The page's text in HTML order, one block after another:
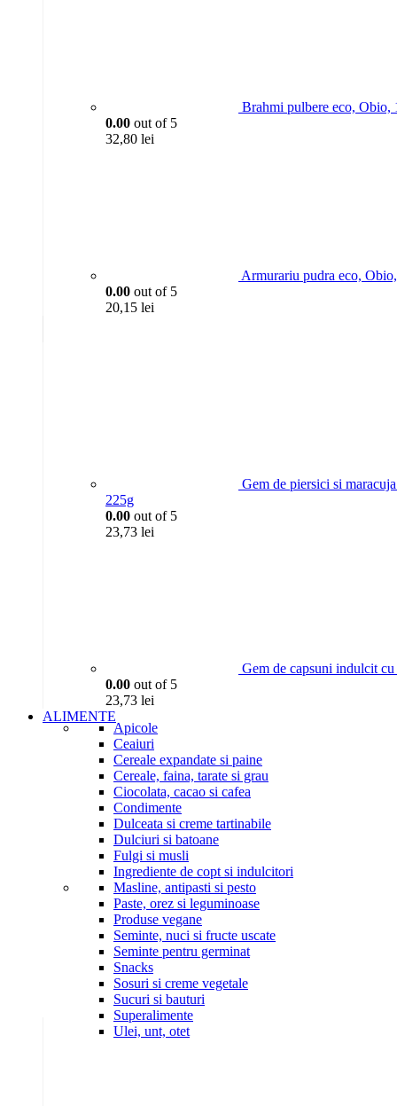
Brahmi pulbere eco, Obio,
0.00 out of 5
32,80 lei
Armurariu pudra eco,
0.00 out of 5
20,15 lei
Gem de piersici si
225g
0.00 out of 5
23,73 lei
Gem de capsuni indulcit
0.00 out of 5
23,73 lei
ALIMENTE
Apicole
Ceaiuri
Cereale expandate si paine
Cereale, faina, tarate si grau
Ciocolata, cacao si cafea
Condimente
Dulceata si creme tartinabile
Dulciuri si batoane
Fulgi si musli
Ingrediente de copt si indulcitori
Masline, antipasti si pesto
Paste, orez si leguminoase
Produse vegane
Seminte, nuci si fructe uscate
Seminte pentru germinat
Snacks
Sosuri si creme vegetale
Sucuri si bauturi
Superalimente
Ulei, unt, otet